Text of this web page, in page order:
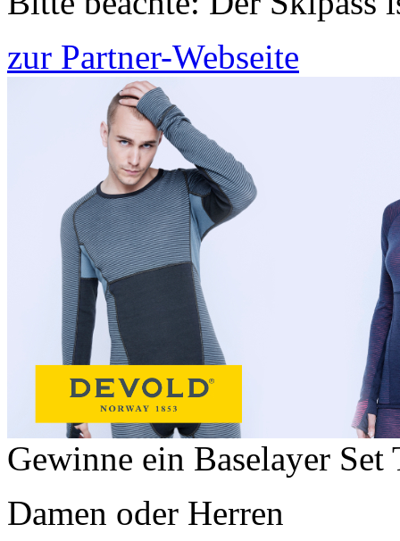
zur Partner-Webseite
Gewinne ein Baselayer
Damen oder Herren